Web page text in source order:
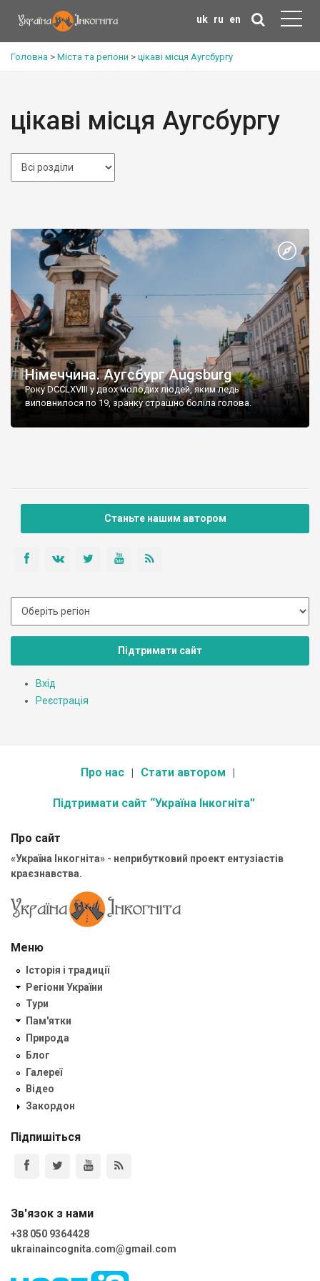
uk ru en
Головна > Міста та регіони > цікаві місця Аугсбургу
цікаві місця Аугсбургу
Німеччина. Аугсбург Augsburg
Року DCCLXVIII у двох молодих людей, яким ледь
виповнилося по 19, зранку страшно боліла голова.
Станьте нашим автором
Підтримати сайт
Вхід
Реєстрація
Про нас Стати автором
Підтримати сайт “Україна Інкогніта”
Про сайт
«Україна Інкогніта» - неприбутковий проект ентузіастів
краєзнавства.
Меню
Історія і традиції
Регіони України
Тури
Пам'ятки
Природа
Блог
Галереї
Відео
Закордон
Підпишіться
Зв'язок з нами
+38 050 9364428
ukrainaincognita.com@gmail.com